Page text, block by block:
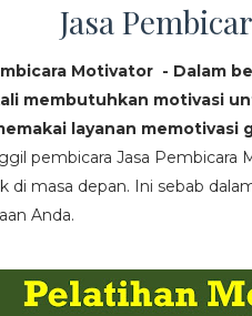
Jasa
Motivator - Dalam
membutuhkan motivasi
layanan
pembicara Jasa
di masa depan. Ini sebab
Anda.